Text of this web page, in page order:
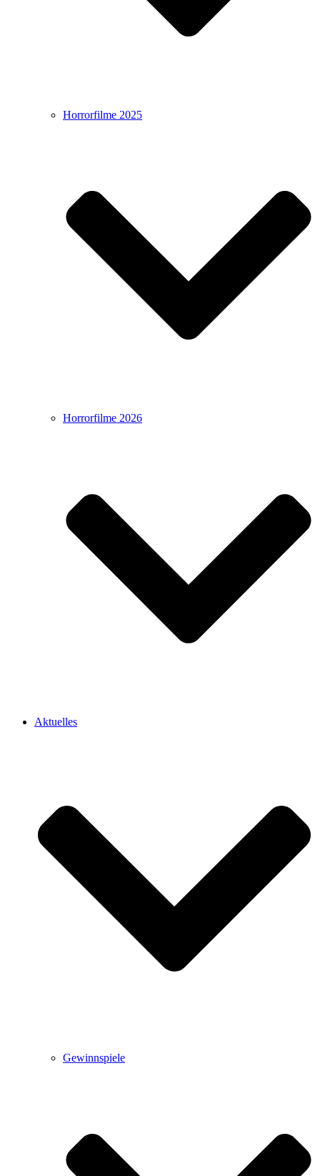
Horrorfilme 2025
Horrorfilme 2026
Aktuelles
Gewinnspiele